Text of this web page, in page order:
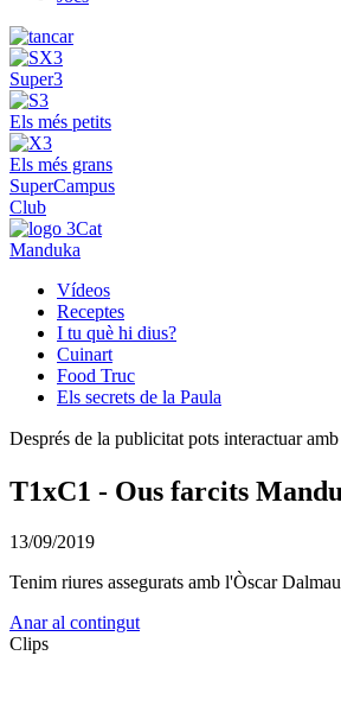
Super3
Els més petits
Els més grans
SuperCampus
Club
Manduka
Vídeos
Receptes
I tu què hi dius?
Cuinart
Food Truc
Els secrets de la Paula
Després de la publicitat pots interactuar
T1xC1 - Ous farcits
13/09/2019
Tenim riures assegurats amb l'Òscar
Anar al contingut
Clips